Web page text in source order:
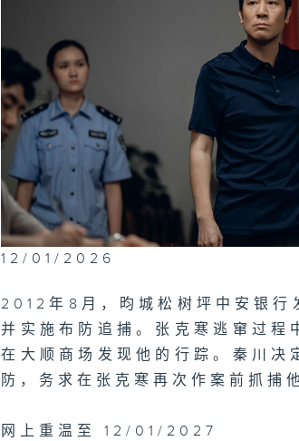
12/01/2026
2012年8月，昀城松树坪中安银行
并实施布防追捕。张克寒逃窜过程
在大顺商场发现他的行踪。秦川决
防，务求在张克寒再次作案前抓捕
网上重温至 12/01/2027